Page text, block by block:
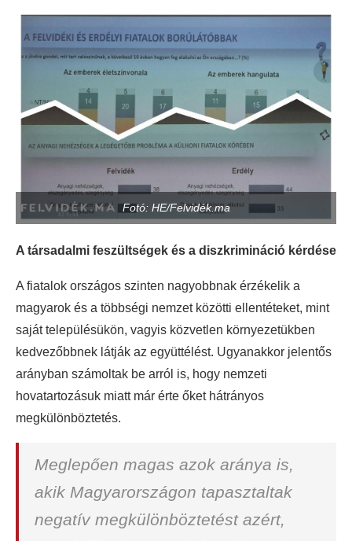
Fotó: HE/Felvidék.ma
A társadalmi feszültségek és a diszkrimináció kérdése
A fiatalok országos szinten nagyobbnak érzékelik a
magyarok és a többségi nemzet közötti ellentéteket, mint
saját településükön, vagyis közvetlen környezetükben
kedvezőbbnek látják az együttélést. Ugyanakkor jelentős
arányban számoltak be arról is, hogy nemzeti
hovatartozásuk miatt már érte őket hátrányos
megkülönböztetés.
Meglepően magas azok aránya is,
akik Magyarországon tapasztaltak
negatív megkülönböztetést azért,